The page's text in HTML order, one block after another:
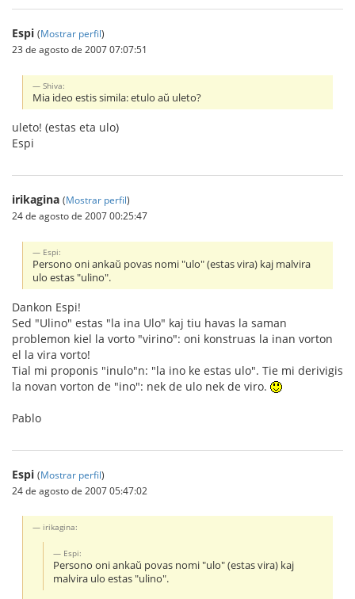
Espi (Mostrar perfil)
23 de agosto de 2007 07:07:51
Shiva:
Mia ideo estis simila: etulo aŭ uleto?
uleto! (estas eta ulo)
Espi
irikagina (Mostrar perfil)
24 de agosto de 2007 00:25:47
Espi:
Persono oni ankaŭ povas nomi "ulo" (estas vira) kaj malvira
ulo estas "ulino".
Dankon Espi!
Sed "Ulino" estas "la ina Ulo" kaj tiu havas la saman
problemon kiel la vorto "virino": oni konstruas la inan vorton
el la vira vorto!
Tial mi proponis "inulo"n: "la ino ke estas ulo". Tie mi derivigis
la novan vorton de "ino": nek de ulo nek de viro.
Pablo
Espi (Mostrar perfil)
24 de agosto de 2007 05:47:02
irikagina:
Espi:
Persono oni ankaŭ povas nomi "ulo" (estas vira) kaj
malvira ulo estas "ulino".